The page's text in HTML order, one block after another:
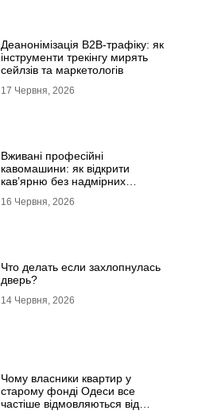
Деанонімізація B2B-трафіку: як
інструменти трекінгу мирять
сейлзів та маркетологів
17 Червня, 2026
Вживані професійні
кавомашини: як відкрити
кав’ярню без надмірних
16 Червня, 2026
Что делать если захлопнулась
дверь?
14 Червня, 2026
Чому власники квартир у
старому фонді Одеси все
частіше відмовляються від